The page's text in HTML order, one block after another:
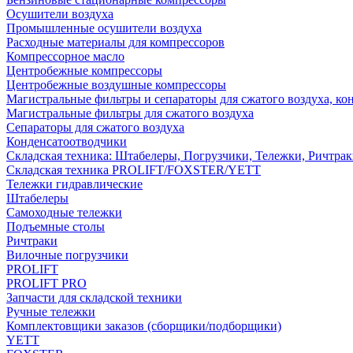
Осушители воздуха
Промышленные осушители воздуха
Расходные материалы для компрессоров
Компрессорное масло
Центробежные компрессоры
Центробежные воздушные компрессоры
Магистральные фильтры и сепараторы для сжатого воздуха,
Магистральные фильтры для сжатого воздуха
Сепараторы для сжатого воздуха
Конденсатоотводчики
Складская техника: Штабелеры, Погрузчики, Тележки,
Складская техника PROLIFT/FOXSTER/YETT
Тележки гидравлические
Штабелеры
Самоходные тележки
Подъемные столы
Ричтраки
Вилочные погрузчики
PROLIFT
PROLIFT PRO
Запчасти для складской техники
Ручные тележки
Комплектовщики заказов (сборщики/подборщики)
YETT